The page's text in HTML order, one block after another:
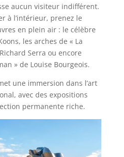
aucun visiteur indifférent.
à l’intérieur, prenez le
en plein air : le célèbre
les arches de « La
Serra ou encore
» de Louise Bourgeois.
une immersion dans l’art
avec des expositions
permanente riche.